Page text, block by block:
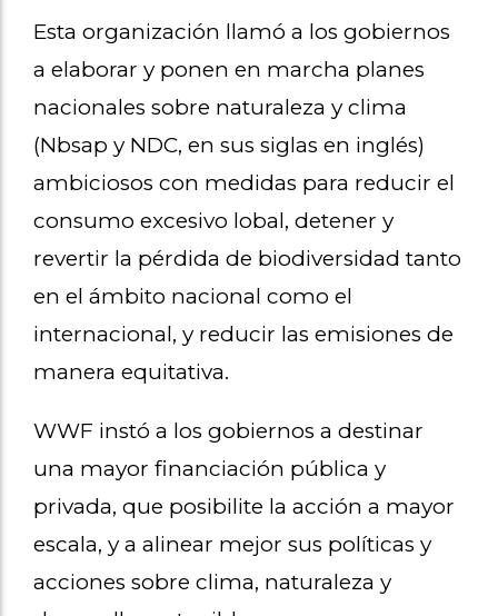
Esta organización llamó a los gobiernos
a elaborar y ponen en marcha planes
nacionales sobre naturaleza y clima
(Nbsap y NDC, en sus siglas en inglés)
ambiciosos con medidas para reducir el
consumo excesivo lobal, detener y
revertir la pérdida de biodiversidad tanto
en el ámbito nacional como el
internacional, y reducir las emisiones de
manera equitativa.
WWF instó a los gobiernos a destinar
una mayor financiación pública y
privada, que posibilite la acción a mayor
escala, y a alinear mejor sus políticas y
acciones sobre clima, naturaleza y